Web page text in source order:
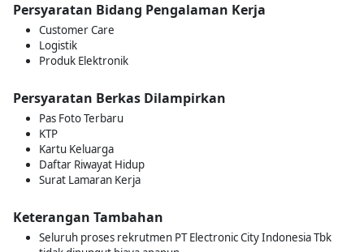
Persyaratan Bidang Pengalaman Kerja
Customer Care
Logistik
Produk Elektronik
Persyaratan Berkas Dilampirkan
Pas Foto Terbaru
KTP
Kartu Keluarga
Daftar Riwayat Hidup
Surat Lamaran Kerja
Keterangan Tambahan
Seluruh proses rekrutmen PT Electronic City Indonesia Tbk